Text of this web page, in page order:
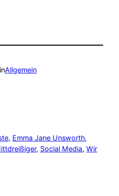
inAllgemein
, Emma Jane Unsworth
, Social Media, Wir